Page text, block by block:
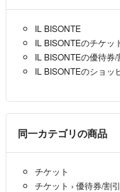
IL BISONTE
IL BISONTEのチケッ
IL BISONTEの優待券/
IL BISONTEのショッ
同一カテゴリの商品
チケット
チケット › 優待券/割